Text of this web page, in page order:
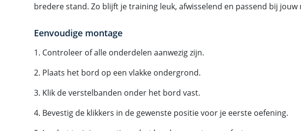
bredere stand. Zo blijft je training leuk, afwisselend en passend bij jouw
Eenvoudige montage
1. Controleer of alle onderdelen aanwezig zijn.
2. Plaats het bord op een vlakke ondergrond.
3. Klik de verstelbanden onder het bord vast.
4. Bevestig de klikkers in de gewenste positie voor je eerste oefening.